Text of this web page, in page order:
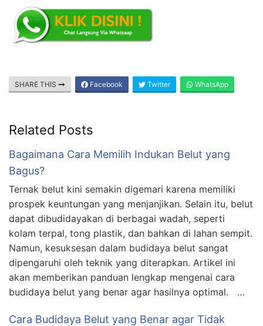
SHARE THIS Facebook Twitter WhatsApp
Related Posts
Bagaimana Cara Memilih Indukan Belut yang
Bagus?
Ternak belut kini semakin digemari karena memiliki
prospek keuntungan yang menjanjikan. Selain itu, belut
dapat dibudidayakan di berbagai wadah, seperti
kolam terpal, tong plastik, dan bahkan di lahan sempit.
Namun, kesuksesan dalam budidaya belut sangat
dipengaruhi oleh teknik yang diterapkan. Artikel ini
akan memberikan panduan lengkap mengenai cara
budidaya belut yang benar agar hasilnya optimal. …
Cara Budidaya Belut yang Benar agar Tidak